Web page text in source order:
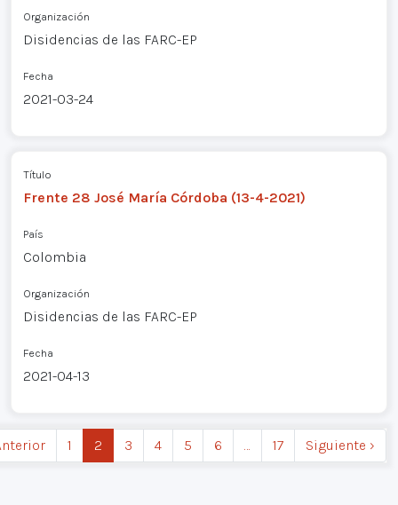
Organización
Disidencias de las FARC-EP
Fecha
2021-03-24
Título
Frente 28 José María Córdoba (13-4-2021)
País
Colombia
Organización
Disidencias de las FARC-EP
Fecha
2021-04-13
1 2 3 4 5 6 … 17 Siguiente ›